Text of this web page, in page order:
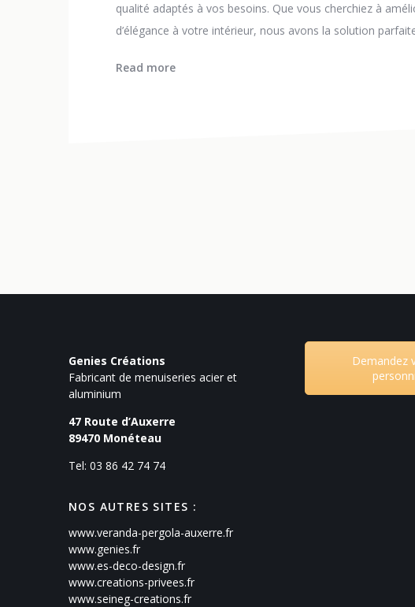
qualité adaptés à vos besoins. Que vous cherchiez à
d’élégance à votre intérieur, nous avons la solution
Read more
Genies Créations
Fabricant de menuiseries acier et
aluminium
47 Route d’Auxerre
89470 Monéteau
Tel: 03 86 42 74 74
NOS AUTRES SITES :
www.veranda-pergola-auxerre.fr
www.genies.fr
www.es-deco-design.fr
www.creations-privees.fr
www.seineg-creations.fr
Demandez